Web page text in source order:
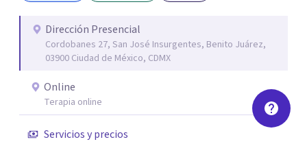
Dirección Presencial
Cordobanes 27, San José Insurgentes, Benito Juárez,
03900 Ciudad de México, CDMX
Online
Terapia online
Servicios y precios